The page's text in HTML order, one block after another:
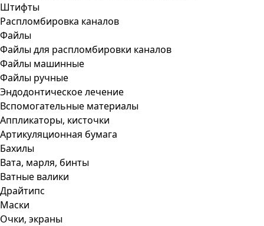
Штифты
Распломбировка каналов
Файлы
Файлы для распломбировки каналов
Файлы машинные
Файлы ручные
Эндодонтическое лечение
Вспомогательные материалы
Аппликаторы, кисточки
Артикуляционная бумага
Бахилы
Вата, марля, бинты
Ватные валики
Драйтипс
Маски
Очки, экраны